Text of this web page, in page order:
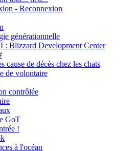
- Reconnexion
générationnelle
: Blizzard Development Center
cause de décès chez les chats
de volontaire
contrôlée
GoT
!
à l'océan